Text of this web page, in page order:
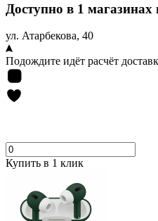
Доступно в 1 магазинах
ул. Атарбекова, 40
Подождите идёт расчёт
Купить в 1 клик